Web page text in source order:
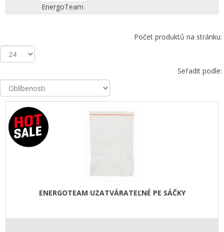
EnergoTeam
Počet produktů na stránku:
Seřadit podle:
ENERGOTEAM UZATVÁRATEĽNÉ PE SÁČKY